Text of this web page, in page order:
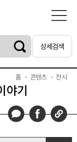
상세검색
홈 콘텐츠 전시
야기